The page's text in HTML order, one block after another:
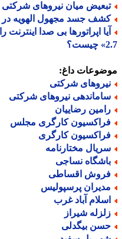
میان نیروهای شرکتی و
جسد مجهول الهویه در
اپراتورها بی صدا اینترنت
داغ:
شرکتی
نیروهای شرکتی
رضاییان
کارگری مجلس
کارگری
مختارنامه
نساجی
اقساطی
پرسپولیس
آباد غرب
شیراز
بیگدلی